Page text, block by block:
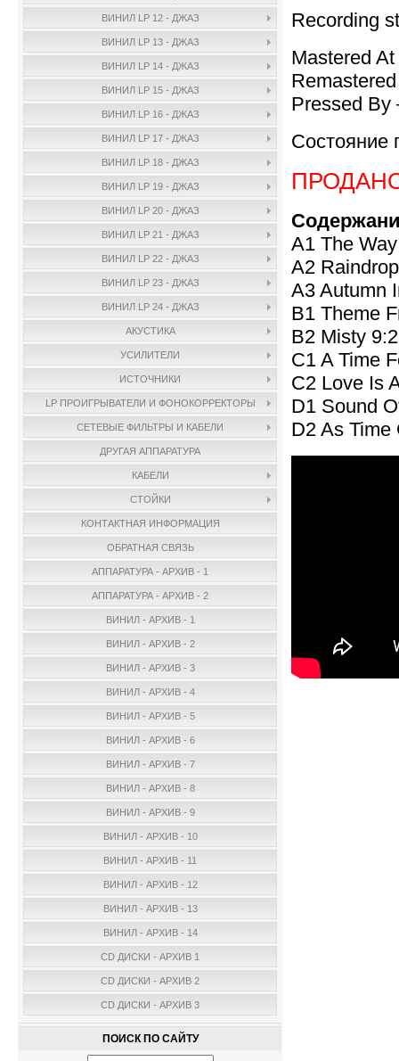
ВИНИЛ LP 12 - ДЖАЗ
ВИНИЛ LP 13 - ДЖАЗ
ВИНИЛ LP 14 - ДЖАЗ
ВИНИЛ LP 15 - ДЖАЗ
ВИНИЛ LP 16 - ДЖАЗ
ВИНИЛ LP 17 - ДЖАЗ
ВИНИЛ LP 18 - ДЖАЗ
ВИНИЛ LP 19 - ДЖАЗ
ВИНИЛ LP 20 - ДЖАЗ
ВИНИЛ LP 21 - ДЖАЗ
ВИНИЛ LP 22 - ДЖАЗ
ВИНИЛ LP 23 - ДЖАЗ
ВИНИЛ LP 24 - ДЖАЗ
АКУСТИКА
УСИЛИТЕЛИ
ИСТОЧНИКИ
LP ПРОИГРЫВАТЕЛИ И ФОНОКОРРЕКТОРЫ
СЕТЕВЫЕ ФИЛЬТРЫ И КАБЕЛИ
ДРУГАЯ АППАРАТУРА
КАБЕЛИ
СТОЙКИ
КОНТАКТНАЯ ИНФОРМАЦИЯ
ОБРАТНАЯ СВЯЗЬ
АППАРАТУРА - АРХИВ - 1
АППАРАТУРА - АРХИВ - 2
ВИНИЛ - АРХИВ - 1
ВИНИЛ - АРХИВ - 2
ВИНИЛ - АРХИВ - 3
ВИНИЛ - АРХИВ - 4
ВИНИЛ - АРХИВ - 5
ВИНИЛ - АРХИВ - 6
ВИНИЛ - АРХИВ - 7
ВИНИЛ - АРХИВ - 8
ВИНИЛ - АРХИВ - 9
ВИНИЛ - АРХИВ - 10
ВИНИЛ - АРХИВ - 11
ВИНИЛ - АРХИВ - 12
ВИНИЛ - АРХИВ - 13
ВИНИЛ - АРХИВ - 14
CD ДИСКИ - АРХИВ 1
CD ДИСКИ - АРХИВ 2
CD ДИСКИ - АРХИВ 3
ПОИСК ПО САЙТУ
Recording
Mastered
Pressed
Состояние
A1 The
A2
A3 Autumn
B1 Theme
B2 Misty
C1 A Time
C2 Love Is
D1 Sound
D2 As Time